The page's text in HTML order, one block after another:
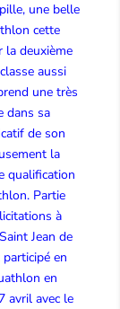
une belle
cette
la deuxième
aussi
une très
dans sa
de son
la
qualification
Partie
à
Jean de
en
en
avril avec le